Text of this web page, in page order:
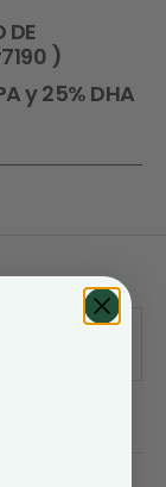
DE
)
y 25% DHA